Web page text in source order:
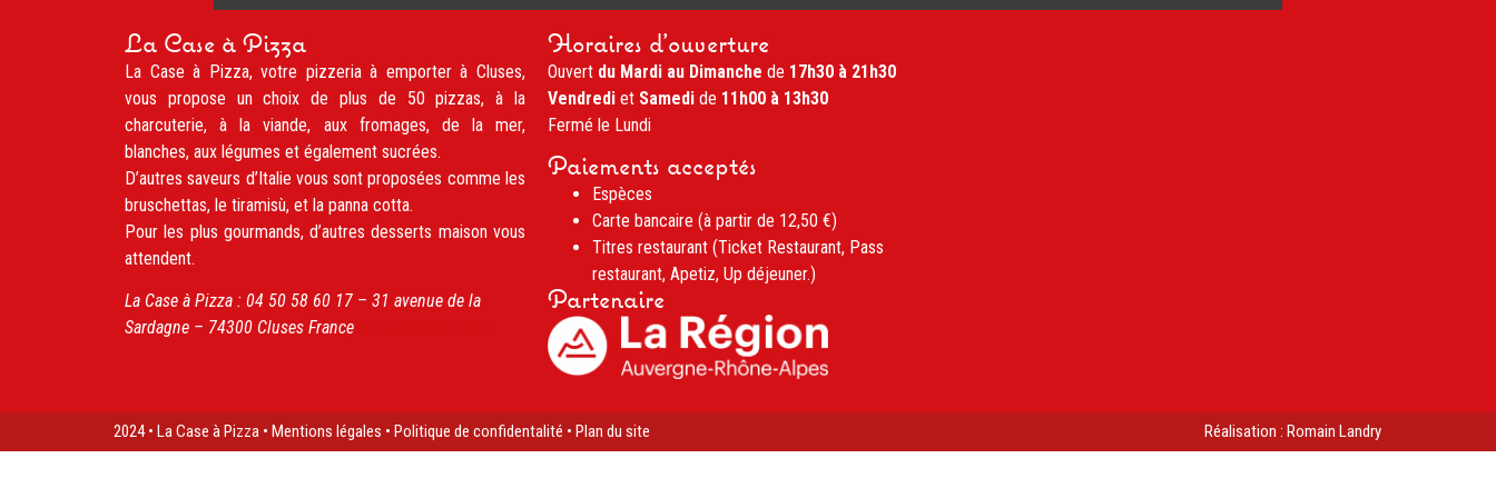
La Case à Pizza
La Case à Pizza, votre pizzeria à emporter à Cluses,
vous propose un choix de plus de 50 pizzas, à la
charcuterie, à la viande, aux fromages, de la mer,
blanches, aux légumes et également sucrées.
D’autres saveurs d’Italie vous sont proposées comme les
bruschettas, le tiramisù, et la panna cotta.
Pour les plus gourmands, d’autres desserts maison vous
attendent.
La Case à Pizza : 04 50 58 60 17 – 31 avenue de la
Sardagne – 74300 Cluses France
Horaires d'ouverture
Ouvert du Mardi au Dimanche de 17h30 à 21h30
Vendredi et Samedi de 11h00 à 13h30
Fermé le Lundi
Paiements acceptés
Espèces
Carte bancaire (à partir de 12,50 €)
Titres restaurant (Ticket Restaurant, Pass
restaurant, Apetiz, Up déjeuner.)
Partenaire
2024 • La Case à Pizza • Mentions légales • Politique de confidentalité • Plan du site Réalisation : Romain Landry